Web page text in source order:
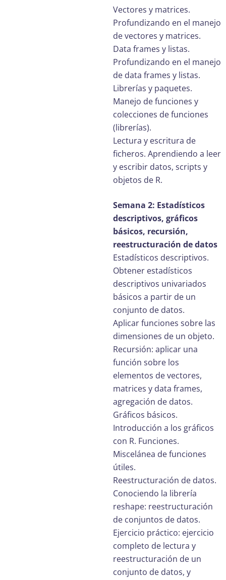
Vectores y matrices.
Profundizando en el manejo
de vectores y matrices.
Data frames y listas.
Profundizando en el manejo
de data frames y listas.
Librerías y paquetes.
Manejo de funciones y
colecciones de funciones
(librerías).
Lectura y escritura de
ficheros. Aprendiendo a leer
y escribir datos, scripts y
objetos de R.
Semana 2: Estadísticos
descriptivos, gráficos
básicos, recursión,
reestructuración de datos
Estadísticos descriptivos.
Obtener estadísticos
descriptivos univariados
básicos a partir de un
conjunto de datos.
Aplicar funciones sobre las
dimensiones de un objeto.
Recursión: aplicar una
función sobre los
elementos de vectores,
matrices y data frames,
agregación de datos.
Gráficos básicos.
Introducción a los gráficos
con R. Funciones.
Miscelánea de funciones
útiles.
Reestructuración de datos.
Conociendo la librería
reshape: reestructuración
de conjuntos de datos.
Ejercicio práctico: ejercicio
completo de lectura y
reestructuración de un
conjunto de datos, y